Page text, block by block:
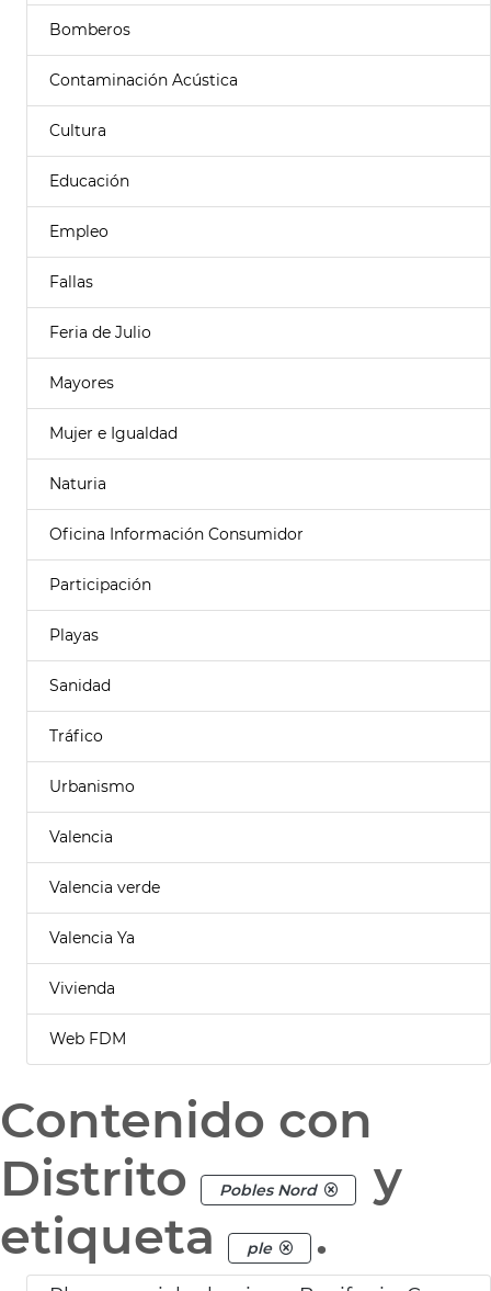
Bomberos
Contaminación Acústica
Cultura
Educación
Empleo
Fallas
Feria de Julio
Mayores
Mujer e Igualdad
Naturia
Oficina Información Consumidor
Participación
Playas
Sanidad
Tráfico
Urbanismo
Valencia
Valencia verde
Valencia Ya
Vivienda
Web FDM
Contenido con
Distrito
Pobles Nord
y
etiqueta
ple .